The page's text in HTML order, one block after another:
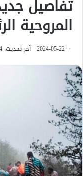
تفاصيل
المروحية
2024-05-22 آخر تحديث: 2024-05-22